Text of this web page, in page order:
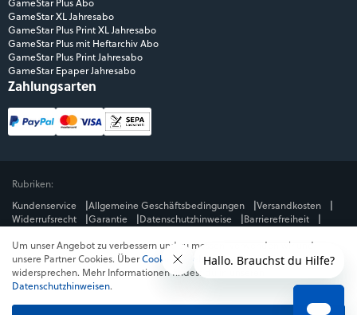
GameStar XL Jahresabo
GameStar Plus Print XL Jahresabo
GameStar Plus mit Heftarchiv Abo
GameStar Plus Print Jahresabo
GameStar Epaper Jahresabo
Zahlungsarten
Rubriken:
Kundenservice
Allgemeine Geschäftsbedingungen
Versandkosten
Widerrufsrecht
Garantie Datenschutzhinweise
Barrierefreiheit
Mediengruppe:
GameStar
GamePro MeinMMO Get Hero
Jeuxvideo.com
© Webedia - alle Rechte vorbehalten
* Alle Preise enthalten die jeweilige Mehrwertsteuer. Gegebenenfalls fallen
Um unser Angebot zu verbessern und zu messen, verwenden wir und
unsere Partner Cookies. ÜberCookies ablehnenkannst du dem
widersprechen. Mehr Informationen findest du in unseren
Datenschutzhinweisen.